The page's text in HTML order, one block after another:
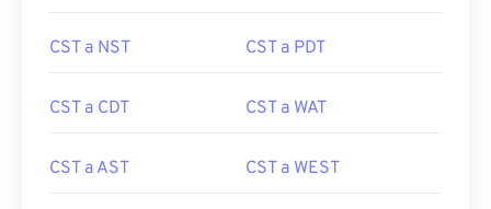
CST a NST CST a PDT
CST a CDT CST a WAT
CST a AST CST a WEST